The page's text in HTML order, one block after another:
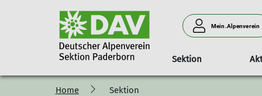
Mein.Alpenverein
Sektion
Home Sektion